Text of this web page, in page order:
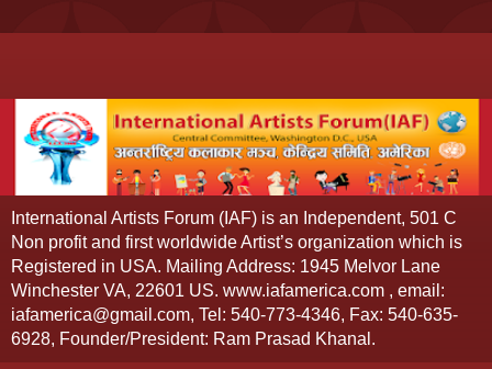
International Artists Forum (IAF) is an Independent, 501 C
Non profit and first worldwide Artist’s organization which is
Registered in USA. Mailing Address: 1945 Melvor Lane
Winchester VA, 22601 US. www.iafamerica.com , email:
iafamerica@gmail.com, Tel: 540-773-4346, Fax: 540-635-
6928, Founder/President: Ram Prasad Khanal.